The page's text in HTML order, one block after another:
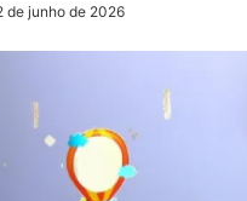
de junho de 2026